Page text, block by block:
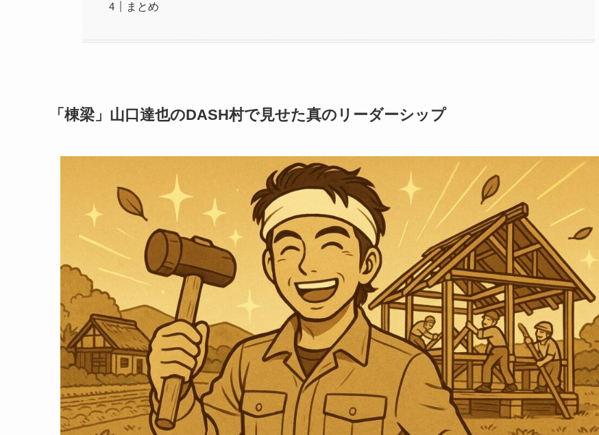
まとめ
「棟梁」山口達也のDASH村で見せた真のリーダーシップ